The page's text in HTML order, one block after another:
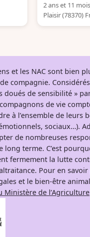
2 ans et 11 mois
Plaisir (78370)
et les NAC sont bien
compagnie.
doués de sensibilité »
de vie
à l’ensemble de leurs
sociaux…).
de nombreuses
long terme. C’est
fermement la lutte
Pour en
et le bien-être
Ministère de l’Agriculture